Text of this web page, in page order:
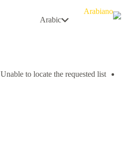
إلى
المحتوى
Arabic
Unable to locate the requested list